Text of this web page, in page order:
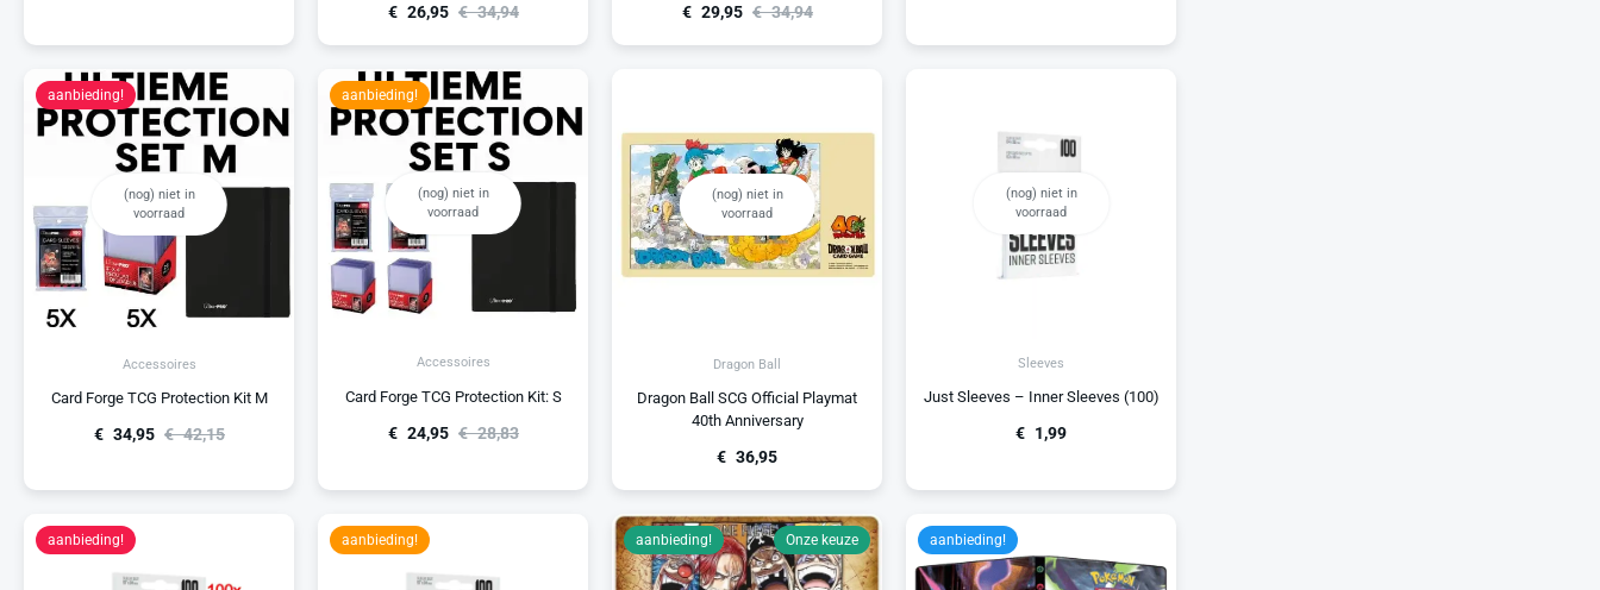
€ 34,94
€ 26,95 € 34,94
€ 29,95
(nog) niet in
voorraad
Accessoires
Card Forge TCG Protection Kit M
€ 42,15
€ 34,95
aanbieding!
(nog) niet in
voorraad
Accessoires
Card Forge TCG Protection Kit: S
€ 28,83
€ 24,95
aanbieding!
(nog) niet in
voorraad
Dragon Ball
Dragon Ball SCG Official Playmat
40th Anniversary
€ 36,95
(nog) niet in
voorraad
Sleeves
Just Sleeves – Inner Sleeves (100)
€ 1,99
aanbieding! aanbieding! aanbieding! Onze keuze aanbieding!